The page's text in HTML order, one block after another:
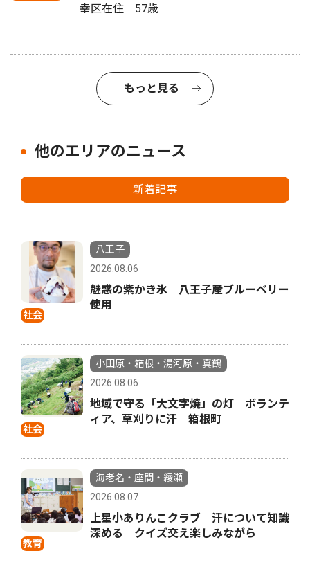
幸区在住 57歳
もっと見る
他のエリアのニュース
新着記事
社会
八王子
2026.08.06
魅惑の紫かき氷 八王子産ブルーベリー
使用
社会
小田原・箱根・湯河原・真鶴
2026.08.06
地域で守る「大文字焼」の灯 ボランテ
ィア、草刈りに汗 箱根町
教育
海老名・座間・綾瀬
2026.08.07
上星小ありんこクラブ 汗について知識
深める クイズ交え楽しみながら